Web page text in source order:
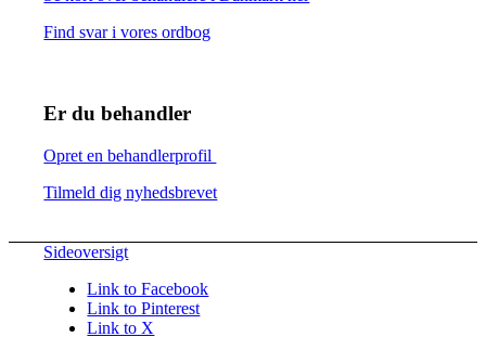
Find svar i vores ordbog
Er du behandler
Opret en behandlerprofil
Tilmeld dig nyhedsbrevet
Sideoversigt
Link to Facebook
Link to Pinterest
Link to X